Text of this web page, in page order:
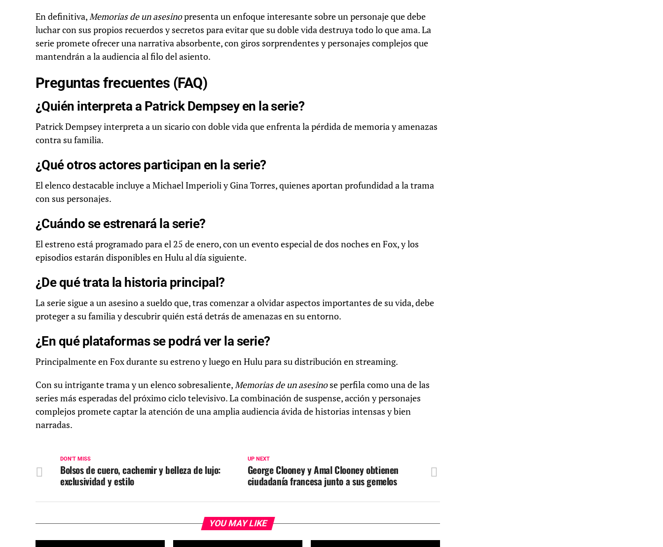
En definitiva,Memorias de un asesinopresenta un enfoque interesante sobre un personaje que debe
luchar con sus propios recuerdos y secretos para evitar que su doble vida destruya todo lo que ama. La
serie promete ofrecer una narrativa absorbente, con giros sorprendentes y personajes complejos que
mantendrán a la audiencia al filo del asiento.
Preguntas frecuentes (FAQ)
¿Quién interpreta a Patrick Dempsey en la serie?
Patrick Dempsey interpreta a un sicario con doble vida que enfrenta la pérdida de memoria y amenazas
contra su familia.
¿Qué otros actores participan en la serie?
El elenco destacable incluye a Michael Imperioli y Gina Torres, quienes aportan profundidad a la trama
con sus personajes.
¿Cuándo se estrenará la serie?
El estreno está programado para el 25 de enero, con un evento especial de dos noches en Fox, y los
episodios estarán disponibles en Hulu al día siguiente.
¿De qué trata la historia principal?
La serie sigue a un asesino a sueldo que, tras comenzar a olvidar aspectos importantes de su vida, debe
proteger a su familia y descubrir quién está detrás de amenazas en su entorno.
¿En qué plataformas se podrá ver la serie?
Principalmente en Fox durante su estreno y luego en Hulu para su distribución en streaming.
Con su intrigante trama y un elenco sobresaliente,Memorias de un asesinose perfila como una de las
series más esperadas del próximo ciclo televisivo. La combinación de suspense, acción y personajes
complejos promete captar la atención de una amplia audiencia ávida de historias intensas y bien
narradas.
UP NEXT
George Clooney y Amal Clooney obtienen
ciudadanía francesa junto a sus gemelos
DON'T MISS
Bolsos de cuero, cachemir y belleza de lujo:
exclusividad y estilo
YOU MAY LIKE